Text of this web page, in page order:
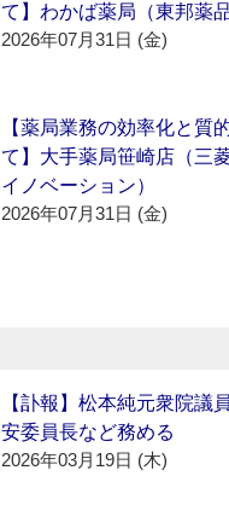
て】わかば薬局（東邦薬品
2026年07月31日 (金)
【薬局業務の効率化と質
て】大手薬局笹崎店（三
イノベーション）
2026年07月31日 (金)
【訃報】松本純元衆院議
安委員長など務める
2026年03月19日 (木)